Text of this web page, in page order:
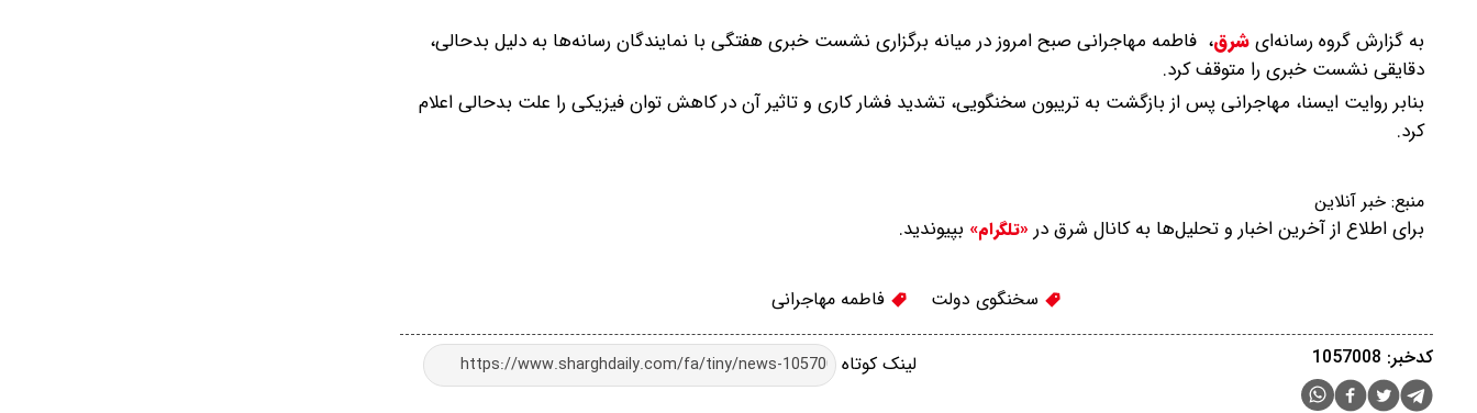
به گزارش گروه رسانه‌ایشرق، فاطمه مهاجرانی صبح امروز در میانه برگزاری نشست خبری هفتگی با نمایندگان رسانه‌ها به دلیل بدحالی،
دقایقی نشست خبری را متوقف کرد.
بنابر روایت ایسنا، مهاجرانی پس از بازگشت به تریبون سخنگویی، تشدید فشار کاری و تاثیر آن در کاهش توان فیزیکی را علت بدحالی اعلام
کرد.
منبع: خبر آنلاین
برای اطلاع از آخرین اخبار و تحلیل‌ها به کانال شرق در «تلگرام» بپیوندید.
سخنگوی دولت فاطمه مهاجرانی
لینک کوتاه کدخبر: 1057008